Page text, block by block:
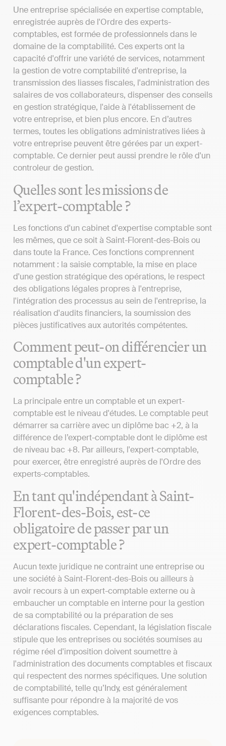
Une entreprise spécialisée en expertise comptable,
enregistrée auprès de l'Ordre des experts-
comptables, est formée de professionnels dans le
domaine de la comptabilité. Ces experts ont la
capacité d'offrir une variété de services, notamment
la gestion de votre comptabilité d'entreprise, la
transmission des liasses fiscales, l'administration des
salaires de vos collaborateurs, dispenser des conseils
en gestion stratégique, l'aide à l'établissement de
votre entreprise, et bien plus encore. En d’autres
termes, toutes les obligations administratives liées à
votre entreprise peuvent être gérées par un expert-
comptable. Ce dernier peut aussi prendre le rôle d'un
controleur de gestion.
Quelles sont les missions de
l’expert-comptable ?
Les fonctions d'un cabinet d'expertise comptable sont
les mêmes, que ce soit à Saint-Florent-des-Bois ou
dans toute la France. Ces fonctions comprennent
notamment : la saisie comptable, la mise en place
d'une gestion stratégique des opérations, le respect
des obligations légales propres à l'entreprise,
l'intégration des processus au sein de l'entreprise, la
réalisation d'audits financiers, la soumission des
pièces justificatives aux autorités compétentes.
Comment peut-on différencier un
comptable d'un expert-
comptable ?
La principale entre un comptable et un expert-
comptable est le niveau d'études. Le comptable peut
démarrer sa carrière avec un diplôme bac +2, à la
différence de l’expert-comptable dont le diplôme est
de niveau bac +8. Par ailleurs, l'expert-comptable,
pour exercer, être enregistré auprès de l'Ordre des
experts-comptables.
En tant qu'indépendant à Saint-
Florent-des-Bois, est-ce
obligatoire de passer par un
expert-comptable ?
Aucun texte juridique ne contraint une entreprise ou
une société à Saint-Florent-des-Bois ou ailleurs à
avoir recours à un expert-comptable externe ou à
embaucher un comptable en interne pour la gestion
de sa comptabilité ou la préparation de ses
déclarations fiscales. Cependant, la législation fiscale
stipule que les entreprises ou sociétés soumises au
régime réel d'imposition doivent soumettre à
l'administration des documents comptables et fiscaux
qui respectent des normes spécifiques. Une solution
de comptabilité, telle qu’Indy, est généralement
suffisante pour répondre à la majorité de vos
exigences comptables.